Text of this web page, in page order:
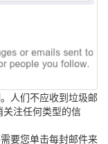
人们不应收到垃圾邮
注任何类型的信
要您单击每封邮件来